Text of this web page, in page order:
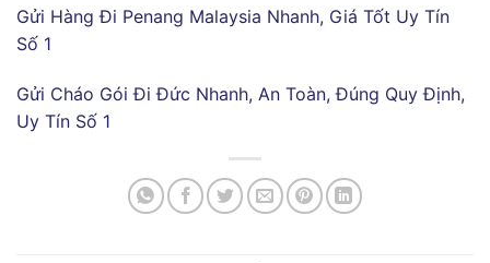
Gửi Hàng Đi Penang Malaysia Nhanh, Giá Tốt Uy Tín
Số 1
Gửi Cháo Gói Đi Đức Nhanh, An Toàn, Đúng Quy Định,
Uy Tín Số 1